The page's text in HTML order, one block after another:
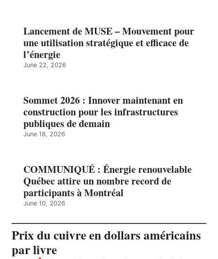
Lancement de MUSE – Mouvement pour
une utilisation stratégique et efficace de
l’énergie
June 22, 2026
Sommet 2026 : Innover maintenant en
construction pour les infrastructures
publiques de demain
June 18, 2026
COMMUNIQUÉ : Énergie renouvelable
Québec attire un nombre record de
participants à Montréal
June 10, 2026
Prix du cuivre en dollars américains
par livre